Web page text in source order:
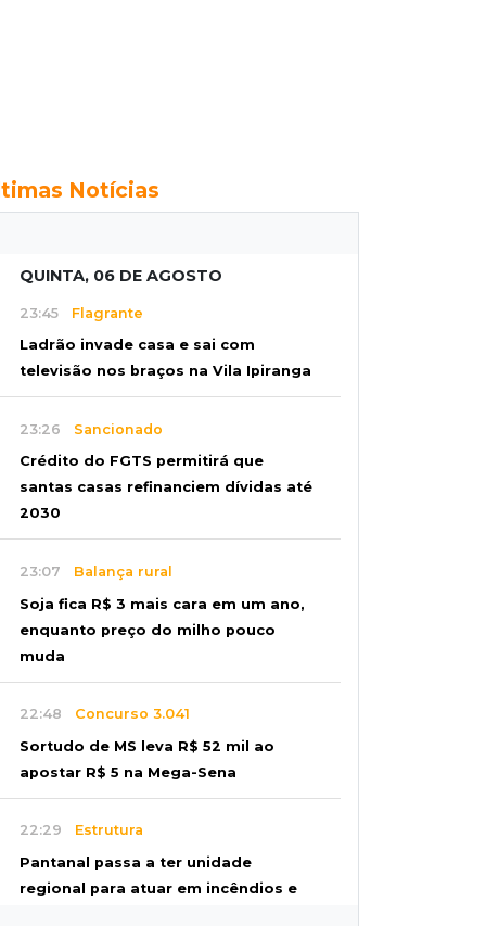
Notícias
QUINTA, 06 DE AGOSTO
23:45 Flagrante
Ladrão invade casa e sai com
televisão nos braços na Vila Ipiranga
23:26 Sancionado
Crédito do FGTS permitirá que
santas casas refinanciem dívidas até
2030
23:07 Balança rural
Soja fica R$ 3 mais cara em um ano,
enquanto preço do milho pouco
muda
22:48 Concurso 3.041
Sortudo de MS leva R$ 52 mil ao
apostar R$ 5 na Mega-Sena
22:29 Estrutura
Pantanal passa a ter unidade
regional para atuar em incêndios e